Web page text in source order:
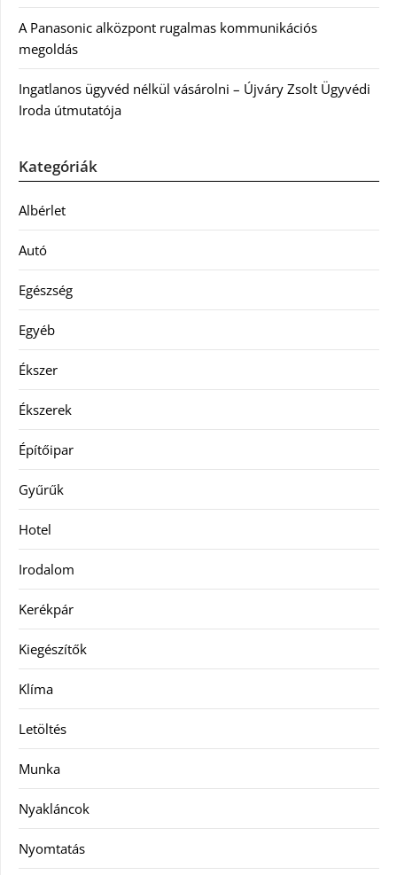
A Panasonic alközpont rugalmas kommunikációs
megoldás
Ingatlanos ügyvéd nélkül vásárolni – Újváry Zsolt Ügyvédi
Iroda útmutatója
Kategóriák
Albérlet
Autó
Egészség
Egyéb
Ékszer
Ékszerek
Építőipar
Gyűrűk
Hotel
Irodalom
Kerékpár
Kiegészítők
Klíma
Letöltés
Munka
Nyakláncok
Nyomtatás